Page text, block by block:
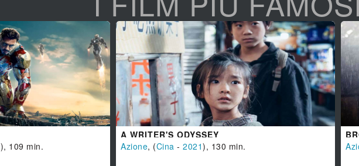
), 109 min.
A WRITER'S ODYSSEY
Azione, (Cina - 2021), 130 min.